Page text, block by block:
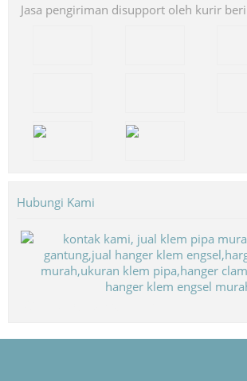
Jasa pengiriman disupport oleh kurir
Hubungi Kami